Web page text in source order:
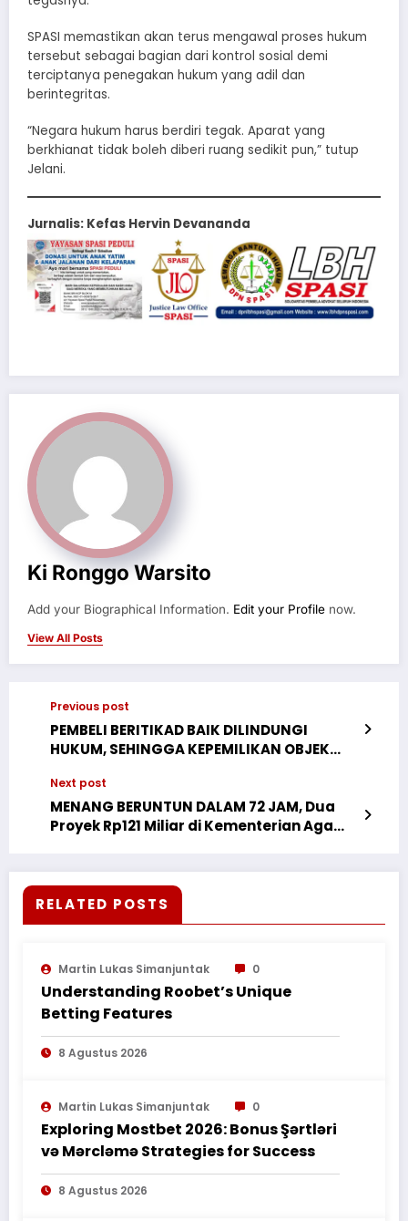
SPASI memastikan akan terus mengawal proses hukum
tersebut sebagai bagian dari kontrol sosial demi
terciptanya penegakan hukum yang adil dan
berintegritas.
“Negara hukum harus berdiri tegak. Aparat yang
berkhianat tidak boleh diberi ruang sedikit pun,” tutup
Jelani.
Jurnalis: Kefas Hervin Devananda
Ki Ronggo Warsito
Add your Biographical Information. Edit your Profile now.
View All Posts
Previous post
PEMBELI BERITIKAD BAIK DILINDUNGI
HUKUM, SEHINGGA KEPEMILIKAN OBJEK
RISALAH LELANG YANG SAH ADALAH BENAR
DAN MENGIKAT. MAHKAMAH AGUNG
MEMBATALKAN PUTUSAN PENGADILAN
KETIDAKPASTIAN HUKUM
Next post
MENANG BERUNTUN DALAM 72 JAM, Dua
Proyek Rp121 Miliar di Kementerian Agama
RELATED POSTS
Martin Lukas Simanjuntak 0
Understanding Roobet’s Unique
Betting Features
8 Agustus 2026
Martin Lukas Simanjuntak 0
Exploring Mostbet 2026: Bonus Şərtləri
və Mərcləmə Strategies for Success
8 Agustus 2026